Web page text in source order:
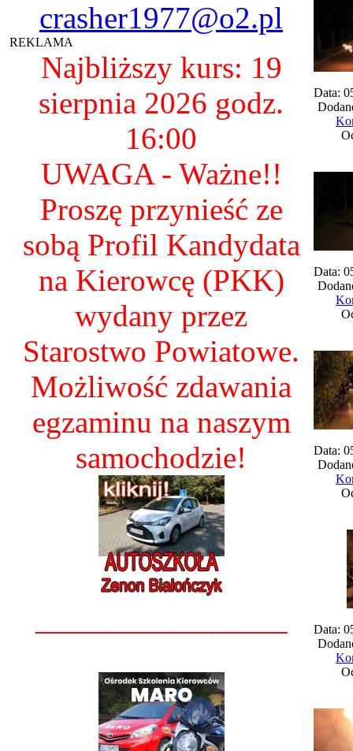
crasher1977@o2.pl
REKLAMA
Najbliższy kurs: 19
sierpnia 2026 godz.
16:00
UWAGA - Ważne!!
Proszę przynieść ze
sobą Profil Kandydata
na Kierowcę (PKK)
wydany przez
Starostwo Powiatowe.
Możliwość zdawania
egzaminu na naszym
samochodzie!
Data:
Data:
Data:
Data: